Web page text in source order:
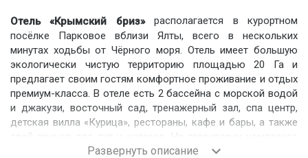
Отель «Крымский бриз»располагается в курортном
посёлке Парковое вблизи Ялты, всего в нескольких
минутах ходьбы от Чёрного моря. Отель имеет большую
экологически чистую территорию площадью 20 Га и
предлагает своим гостям комфортное проживание и отдых
премиум-класса. В отеле есть 2 бассейна с морской водой
и джакузи, восточный сад, тренажерный зал, спа центр,
детская вилла «Курица», рестораны, кафе и бары, а также
свой причал для яхт и катеров. На территории комплекса
можно проводить крупные праздничные мероприятия и